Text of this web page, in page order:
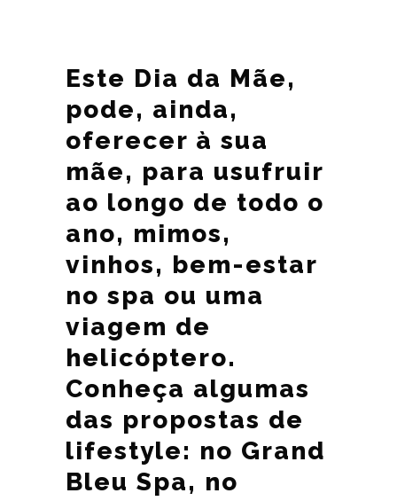
Este Dia da Mãe,
pode, ainda,
oferecer à sua
mãe, para usufruir
ao longo de todo o
ano, mimos,
vinhos, bem-estar
no spa ou uma
viagem de
helicóptero.
Conheça algumas
das propostas de
lifestyle: no Grand
Bleu Spa, no